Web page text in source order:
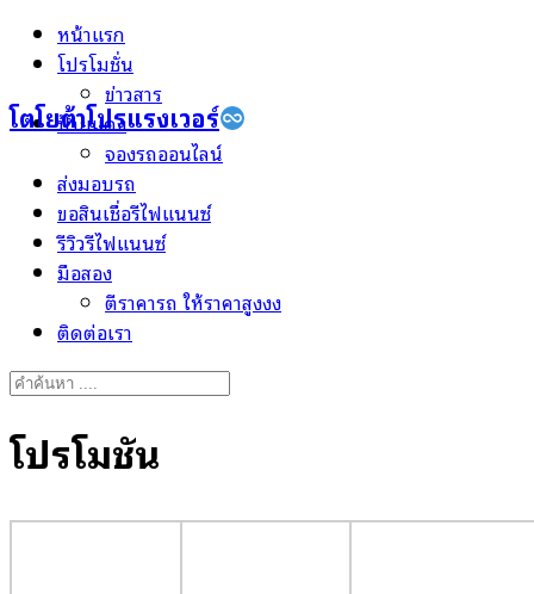
Skip
โตโยต้าโปรแรงเวอร์
หน้าแรก
โปรโมชั่น
ข่าวสาร
ป้ายแดง
จองรถออนไลน์
ส่งมอบรถ
ขอสินเชื่อรีไฟแนนซ์
รีวิวรีไฟแนนซ์
มือสอง
ตีราคารถ ให้ราคาสูงงง
ติดต่อเรา
Search
โปรโมชั่น